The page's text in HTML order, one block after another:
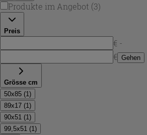
Produkte im Angebot (3)
Preis
€ -
€ Gehen
Grösse cm
50x85 (1)
89x17 (1)
90x51 (1)
99,5x51 (1)